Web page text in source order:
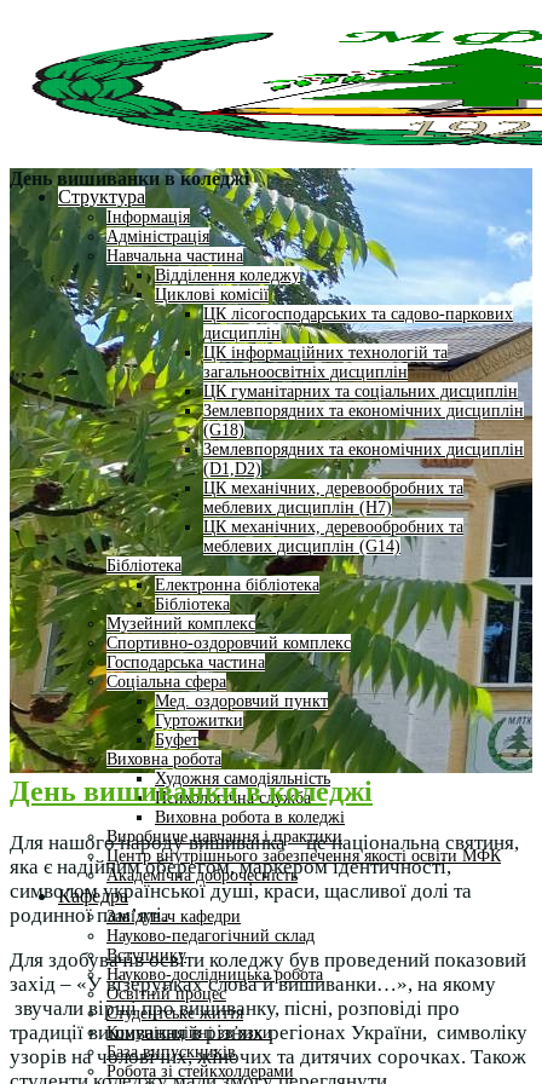
Структура
Інформація
Адміністрація
Навчальна частина
Відділення коледжу
Циклові комісії
ЦК лісогосподарських та садово-паркових
дисциплін
ЦК інформаційних технологій та
загальноосвітніх дисциплін
ЦК гуманітарних та соціальних дисциплін
Землевпорядних та економічних дисциплін
(G18)
Землевпорядних та економічних дисциплін
(D1,D2)
ЦК механічних, деревообробних та
меблевих дисциплін (H7)
ЦК механічних, деревообробних та
меблевих дисциплін (G14)
Бібліотека
Електронна бібліотека
Бібліотека
Музейний комплекс
Спортивно-оздоровчий комплекс
Господарська частина
Соціальна сфера
Мед. оздоровчий пункт
Гуртожитки
Буфет
Виховна робота
Художня самодіяльність
Психологічна служба
Виховна робота в коледжі
Виробниче навчання і практики
Центр внутрішнього забезпечення якості освіти МФК
Академічна доброчесність
Кафедра
Завідувач кафедри
Науково-педагогічний склад
Вступнику
Науково-дослідницька робота
Освітній процес
Студентське життя
Комунікаційні зв’язки
База випускників
Робота зі стейкхолдерами
День вишиванки в коледжі
День вишиванки в коледжі
Для нашого народу вишиванка – це національна святиня,
яка є надійним оберегом, маркером ідентичності,
символом української душі, краси, щасливої долі та
родинної пам’яті.
Для здобувачів освіти коледжу був проведений показовий
захід – «У візерунках слова й вишиванки…», на якому
звучали вірші про вишиванку, пісні, розповіді про
традиції вишивання в різних регіонах України, символіку
узорів на чоловічих, жіночих та дитячих сорочках. Також